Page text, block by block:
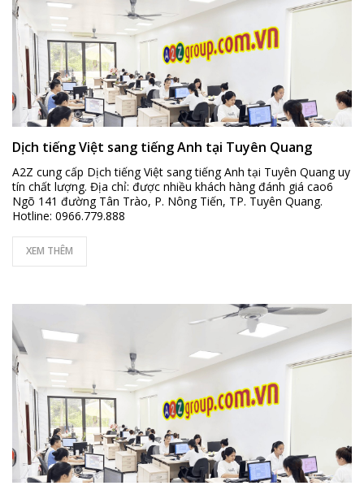
Dịch tiếng Việt sang tiếng Anh tại Tuyên Quang
A2Z cung cấp Dịch tiếng Việt sang tiếng Anh tại Tuyên Quang uy
tín chất lượng. Địa chỉ: được nhiều khách hàng đánh giá cao6
Ngõ 141 đường Tân Trào, P. Nông Tiến, TP. Tuyên Quang.
Hotline: 0966.779.888
XEM THÊM